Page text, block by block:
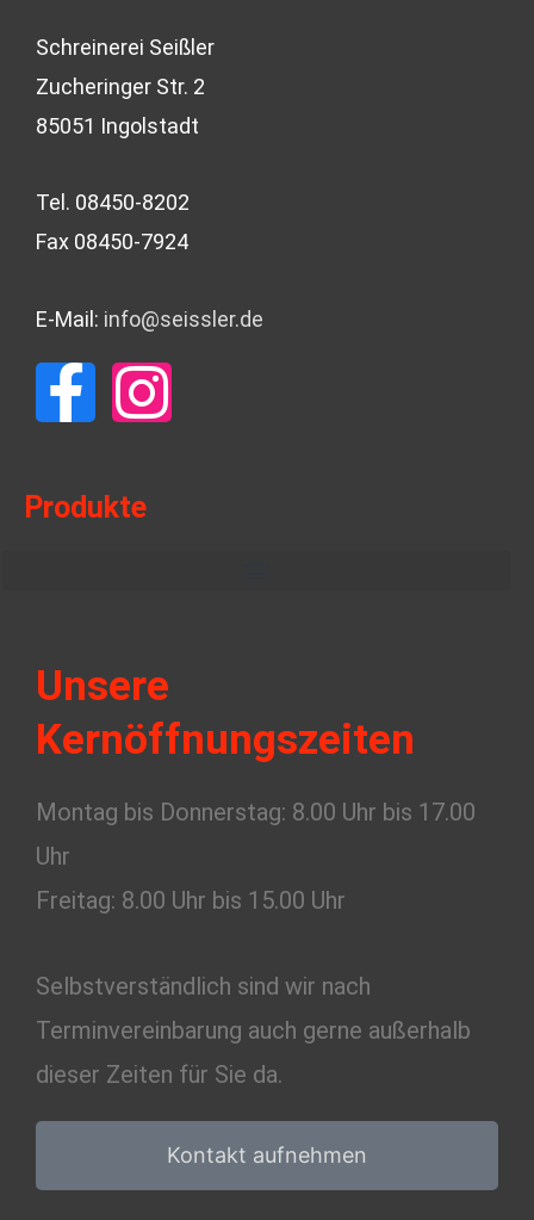
Schreinerei Seißler
Zucheringer Str. 2
85051 Ingolstadt
Tel. 08450-8202
Fax 08450-7924
E-Mail: info@seissler.de
F
c
o
o
k
-
f
I
s
g
r
a
Produkte
Unsere
Kernöffnungszeiten
Montag bis Donnerstag: 8.00 Uhr bis 17.00
Uhr
Freitag: 8.00 Uhr bis 15.00 Uhr
Selbstverständlich sind wir nach
Terminvereinbarung auch gerne außerhalb
dieser Zeiten für Sie da.
Kontakt aufnehmen